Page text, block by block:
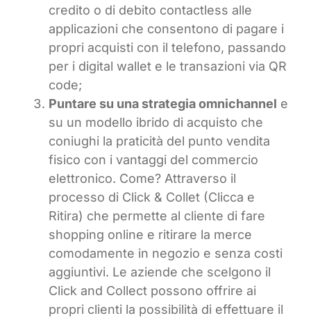
credito o di debito contactless alle
applicazioni che consentono di pagare i
propri acquisti con il telefono, passando
per i digital wallet e le transazioni via QR
code;
Puntare su una strategia omnichannel e
su un modello ibrido di acquisto che
coniughi la praticità del punto vendita
fisico con i vantaggi del commercio
elettronico. Come? Attraverso il
processo di Click & Collet (Clicca e
Ritira) che permette al cliente di fare
shopping online e ritirare la merce
comodamente in negozio e senza costi
aggiuntivi. Le aziende che scelgono il
Click and Collect possono offrire ai
propri clienti la possibilità di effettuare il